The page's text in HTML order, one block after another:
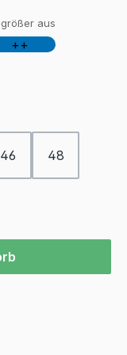
aus
++
46 48
die Schaltflächen